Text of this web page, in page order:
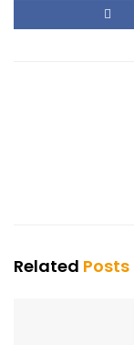
Related Posts